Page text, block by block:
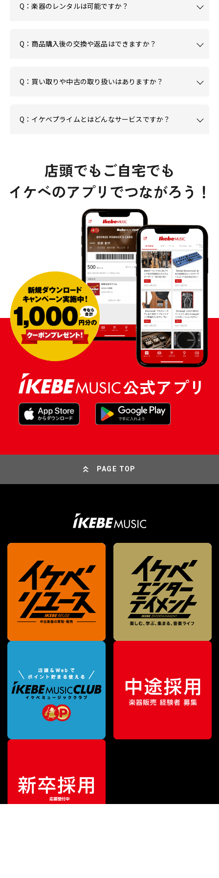
Q：楽器のレンタルは可能ですか？
Q：商品購入後の交換や返品はできますか？
Q：買い取りや中古の取り扱いはありますか？
Q：イケベプライムとはどんなサービスですか？
PAGE TOP